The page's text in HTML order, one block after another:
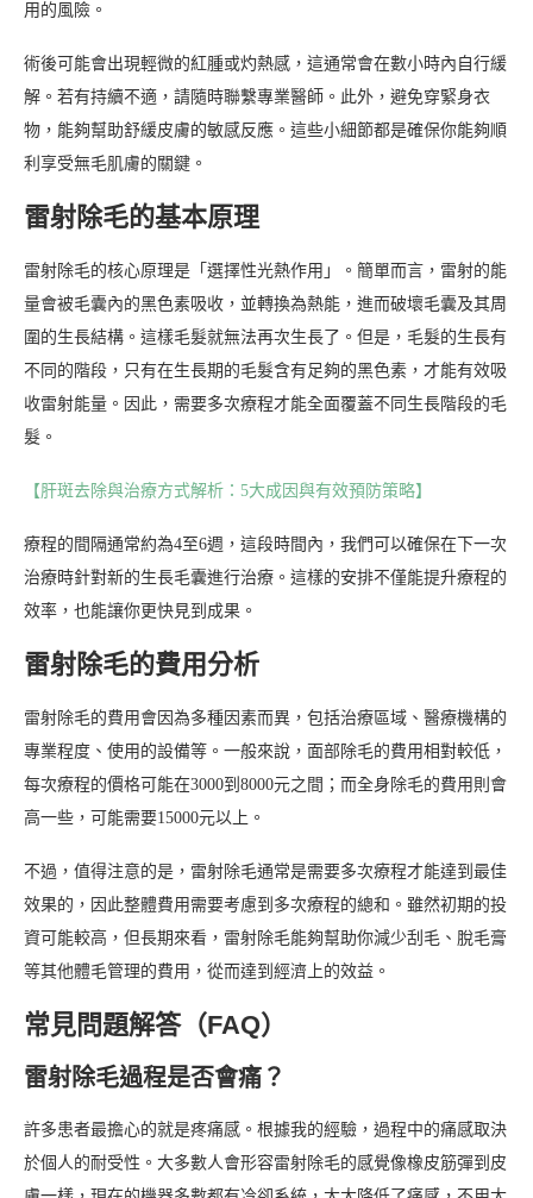
用的風險。
術後可能會出現輕微的紅腫或灼熱感，這通常會在數小時內自行緩
解。若有持續不適，請隨時聯繫專業醫師。此外，避免穿緊身衣
物，能夠幫助舒緩皮膚的敏感反應。這些小細節都是確保你能夠順
利享受無毛肌膚的關鍵。
雷射除毛的基本原理
雷射除毛的核心原理是「選擇性光熱作用」。簡單而言，雷射的能
量會被毛囊內的黑色素吸收，並轉換為熱能，進而破壞毛囊及其周
圍的生長結構。這樣毛髮就無法再次生長了。但是，毛髮的生長有
不同的階段，只有在生長期的毛髮含有足夠的黑色素，才能有效吸
收雷射能量。因此，需要多次療程才能全面覆蓋不同生長階段的毛
髮。
【肝斑去除與治療方式解析：5大成因與有效預防策略】
療程的間隔通常約為4至6週，這段時間內，我們可以確保在下一次
治療時針對新的生長毛囊進行治療。這樣的安排不僅能提升療程的
效率，也能讓你更快見到成果。
雷射除毛的費用分析
雷射除毛的費用會因為多種因素而異，包括治療區域、醫療機構的
專業程度、使用的設備等。一般來說，面部除毛的費用相對較低，
每次療程的價格可能在3000到8000元之間；而全身除毛的費用則會
高一些，可能需要15000元以上。
不過，值得注意的是，雷射除毛通常是需要多次療程才能達到最佳
效果的，因此整體費用需要考慮到多次療程的總和。雖然初期的投
資可能較高，但長期來看，雷射除毛能夠幫助你減少刮毛、脫毛膏
等其他體毛管理的費用，從而達到經濟上的效益。
常見問題解答（FAQ）
雷射除毛過程是否會痛？
許多患者最擔心的就是疼痛感。根據我的經驗，過程中的痛感取決
於個人的耐受性。大多數人會形容雷射除毛的感覺像橡皮筋彈到皮